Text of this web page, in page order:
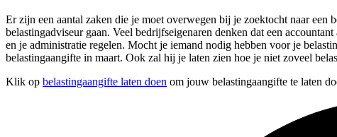
Er zijn een aantal zaken die je moet overwegen bij je zoektocht naar
belastingadviseur gaan. Veel bedrijfseigenaren denken dat een
en je administratie regelen. Mocht je iemand nodig hebben voor je
belastingaangifte in maart. Ook zal hij je laten zien hoe je niet zoveel
Klik op belastingaangifte laten doen om jouw belastingaangifte te laten